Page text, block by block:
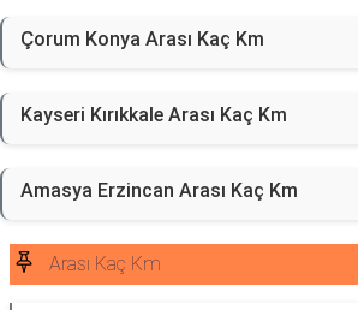
Çorum Konya Arası Kaç Km
Kayseri Kırıkkale Arası Kaç Km
Amasya Erzincan Arası Kaç Km
Arası Kaç Km